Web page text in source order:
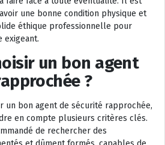
une bonne condition physique et
éthique professionnelle pour
exigeant.
un bon agent
?
un bon agent de sécurité rapprochée,
en compte plusieurs critères clés.
de rechercher des